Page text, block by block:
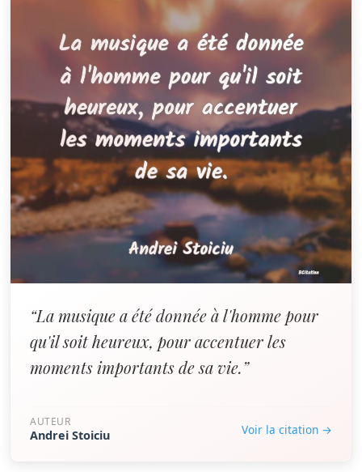
“La musique a été donnée à l'homme pour
qu'il soit heureux, pour accentuer les
moments importants de sa vie.”
AUTEUR
Andrei Stoiciu Voir la citation →